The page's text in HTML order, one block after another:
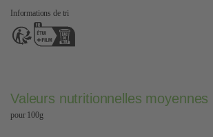
Informations de tri
Valeurs nutritionnelles moyennes
pour 100g